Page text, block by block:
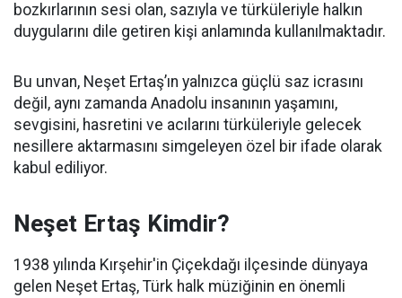
bozkırlarının sesi olan, sazıyla ve türküleriyle halkın
duygularını dile getiren kişi anlamında kullanılmaktadır.
Bu unvan, Neşet Ertaş’ın yalnızca güçlü saz icrasını
değil, aynı zamanda Anadolu insanının yaşamını,
sevgisini, hasretini ve acılarını türküleriyle gelecek
nesillere aktarmasını simgeleyen özel bir ifade olarak
kabul ediliyor.
Neşet Ertaş Kimdir?
1938 yılında Kırşehir'in Çiçekdağı ilçesinde dünyaya
gelen Neşet Ertaş, Türk halk müziğinin en önemli